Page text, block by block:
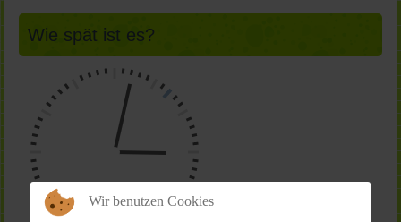
Wie spät ist es?
Wir benutzen Cookies